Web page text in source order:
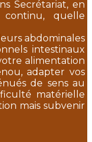
Secrétariat, en
quelle
abdominales
intestinaux
alimentation
adapter vos
de sens au
matérielle
mais subvenir